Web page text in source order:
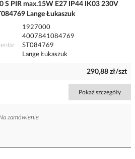
S PIR max.15W E27 IP44 IK03 230V
Lange Łukaszuk
1927000
4007841084769
ST084769
Lange Łukaszuk
290,88 zł/szt
Pokaż szczegóły
zamówienie